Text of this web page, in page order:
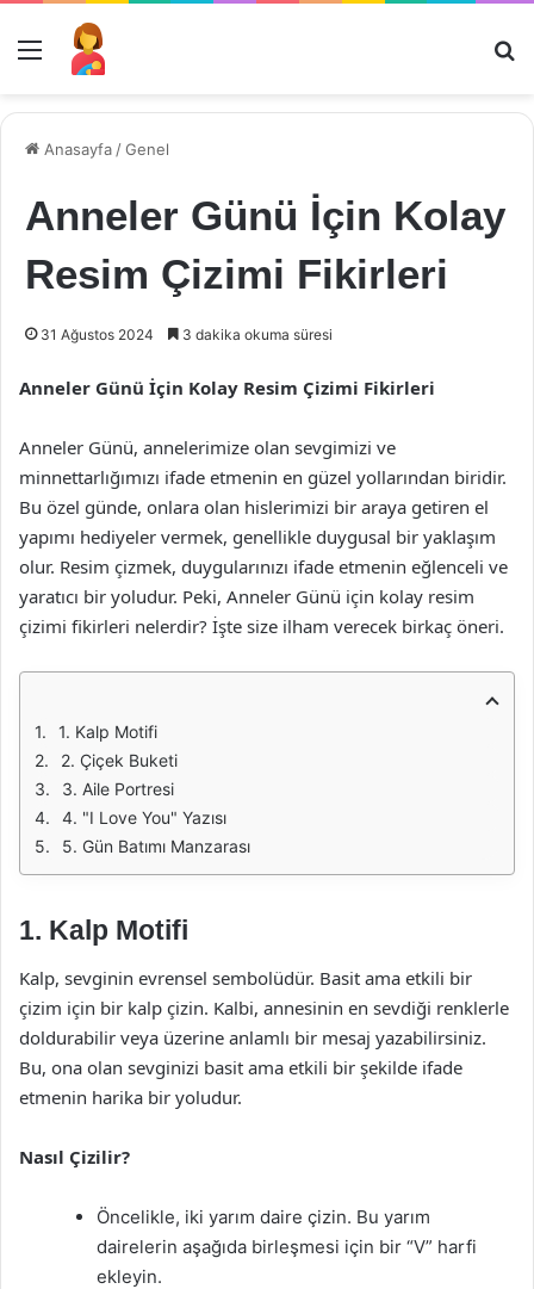
Menü
Anasayfa /Genel
Anneler Günü İçin Kolay
Resim Çizimi Fikirleri
31 Ağustos 2024 3 dakika okuma süresi
Anneler Günü İçin Kolay Resim Çizimi Fikirleri
Anneler Günü, annelerimize olan sevgimizi ve
minnettarlığımızı ifade etmenin en güzel yollarından biridir.
Bu özel günde, onlara olan hislerimizi bir araya getiren el
yapımı hediyeler vermek, genellikle duygusal bir yaklaşım
olur. Resim çizmek, duygularınızı ifade etmenin eğlenceli ve
yaratıcı bir yoludur. Peki, Anneler Günü için kolay resim
çizimi fikirleri nelerdir? İşte size ilham verecek birkaç öneri.
1. Kalp Motifi
2. Çiçek Buketi
3. Aile Portresi
4. "I Love You" Yazısı
5. Gün Batımı Manzarası
1. Kalp Motifi
Kalp, sevginin evrensel sembolüdür. Basit ama etkili bir
çizim için bir kalp çizin. Kalbi, annesinin en sevdiği renklerle
doldurabilir veya üzerine anlamlı bir mesaj yazabilirsiniz.
Bu, ona olan sevginizi basit ama etkili bir şekilde ifade
etmenin harika bir yoludur.
Nasıl Çizilir?
Öncelikle, iki yarım daire çizin. Bu yarım
dairelerin aşağıda birleşmesi için bir “V” harfi
ekleyin.